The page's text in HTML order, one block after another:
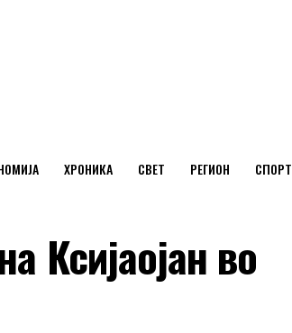
ХРОНИКА СВЕТ РЕГИОН СПОРТ
Ксијаојан во